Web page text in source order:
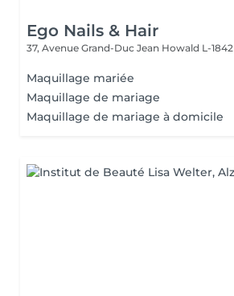
Ego Nails & Hair
37, Avenue Grand-Duc Jean Howald L-1842
Maquillage mariée
Maquillage de mariage
Maquillage de mariage à domicile